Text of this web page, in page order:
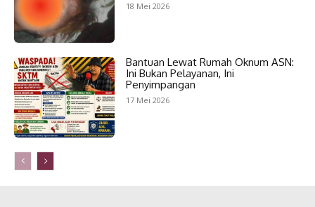
18 Mei 2026
Bantuan Lewat Rumah Oknum ASN:
Ini Bukan Pelayanan, Ini
Penyimpangan
17 Mei 2026